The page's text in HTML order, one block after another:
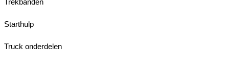
Starthulp
Truck onderdelen